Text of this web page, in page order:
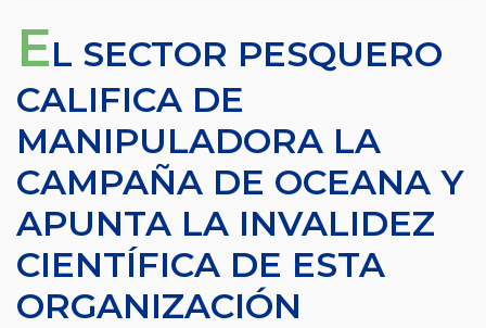
EL SECTOR PESQUERO
CALIFICA DE
MANIPULADORA LA
CAMPAÑA DE OCEANA Y
APUNTA LA INVALIDEZ
CIENTÍFICA DE ESTA
ORGANIZACIÓN